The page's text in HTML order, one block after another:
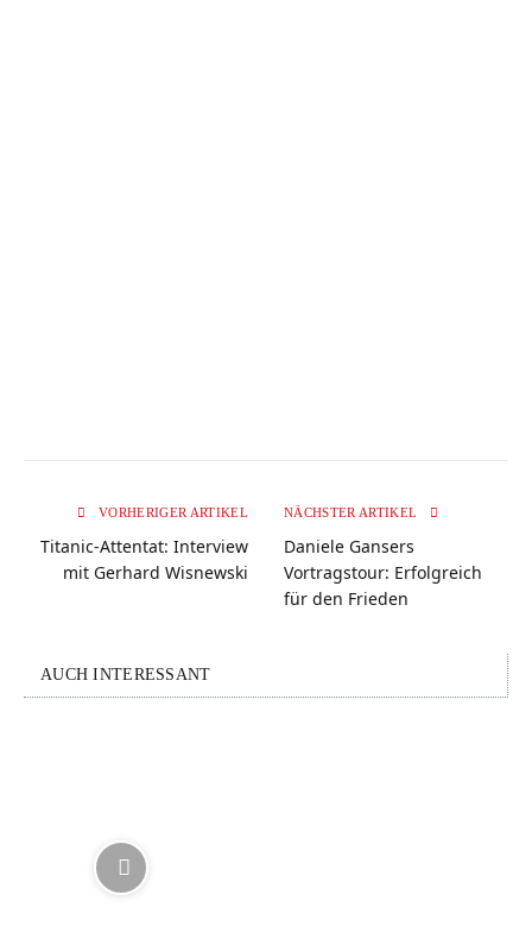
VORHERIGER ARTIKEL
Titanic-Attentat: Interview
mit Gerhard Wisnewski
NÄCHSTER ARTIKEL
Daniele Gansers
Vortragstour: Erfolgreich
für den Frieden
AUCH INTERESSANT